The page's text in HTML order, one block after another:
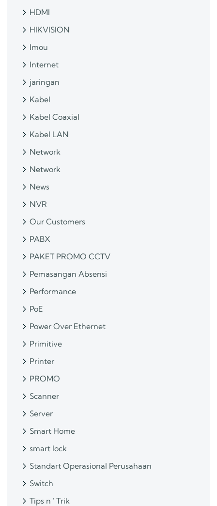
HDMI
HIKVISION
Imou
Internet
jaringan
Kabel
Kabel Coaxial
Kabel LAN
Network
Network
News
NVR
Our Customers
PABX
PAKET PROMO CCTV
Pemasangan Absensi
Performance
PoE
Power Over Ethernet
Primitive
Printer
PROMO
Scanner
Server
Smart Home
smart lock
Standart Operasional Perusahaan
Switch
Tips n ' Trik